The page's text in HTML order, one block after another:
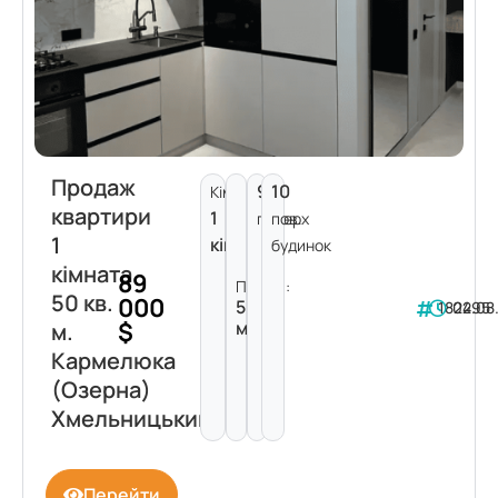
Продаж
квартири
1
кімната
50 кв.
м.
Кармелюка
(Озерна)
Хмельницький
89
000
$
Кімнат:
1
кімната
Площа:
50
м²
9
поверх
10
пов.
будинок
182295